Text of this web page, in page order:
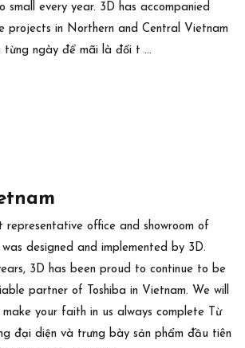
every year. 3D has accompanied
projects in Northern and Central Vietnam
từng ngày để mãi là đối t …
representative office and showroom of
was designed and implemented by 3D.
3D has been proud to continue to be
partner of Toshiba in Vietnam. We will
your faith in us always complete Từ
đại diện và trưng bày sản phẩm đầu tiên